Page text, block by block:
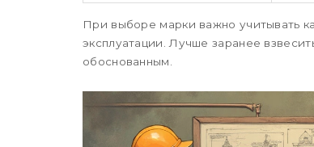
При выборе марки важно учитывать
эксплуатации. Лучше заранее
обоснованным.